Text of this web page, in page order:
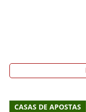
CASAS DE APOSTAS